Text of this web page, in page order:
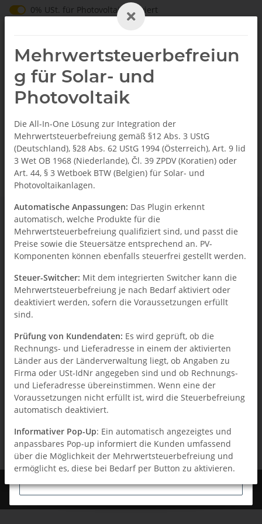
Alle akzeptieren
Konfigurieren
Wie wir Cookies & Co nutzen
Durch Klicken auf „Alle akzeptieren“ gestatten Sie den
Einsatz folgender Dienste auf unserer Website: YouTube,
(Fingerabdruck-Icon links unten). Weitere Details finden
Sie unterKonfigurierenund in unserer
Datenschutzerklärung.
Impressum | Datenschutz
0% USt. für Betreiber der Anlage gem. § 12 Abs. 3 UStG
0% USt. für Photovoltaik aktiviert
Wir über uns
Informationen
⚠ Wichtige Information
Gültigkeit und dienen ausschließlich der Demonstration von
Erweiterungen fü Online-Shopsystem.
Vertrag widerrufen
* Alle Preise inkl. gesetzlicher USt., zzgl.Versand
© Traumpixel.de
Powered byJTL-Shop
Mehrwertsteuerbefreiun
g für Solar- und
Photovoltaik
Die All-In-One Lösung zur Integration der
Mehrwertsteuerbefreiung gemäß §12 Abs. 3 UStG
(Deutschland), §28 Abs. 62 UStG 1994 (Österreich), Art. 9 lid
3 Wet OB 1968 (Niederlande), Čl. 39 ZPDV (Koratien) oder
Art. 44, § 3 Wetboek BTW (Belgien) für Solar- und
Photovoltaikanlagen.
Automatische Anpassungen: Das Plugin erkennt
automatisch, welche Produkte für die
Mehrwertsteuerbefreiung qualifiziert sind, und passt die
Preise sowie die Steuersätze entsprechend an. PV-
Komponenten können ebenfalls steuerfrei gestellt werden.
Steuer-Switcher: Mit dem integrierten Switcher kann die
Mehrwertsteuerbefreiung je nach Bedarf aktiviert oder
deaktiviert werden, sofern die Voraussetzungen erfüllt
sind.
Prüfung von Kundendaten: Es wird geprüft, ob die
Rechnungs- und Lieferadresse in einem der aktivierten
Länder aus der Länderverwaltung liegt, ob Angaben zu
Firma oder USt-IdNr angegeben sind und ob Rechnungs-
und Lieferadresse übereinstimmen. Wenn eine der
Voraussetzungen nicht erfüllt ist, wird die Steuerbefreiung
automatisch deaktiviert.
Informativer Pop-Up: Ein automatisch angezeigtes und
anpassbares Pop-up informiert die Kunden umfassend
über die Möglichkeit der Mehrwertsteuerbefreiung und
ermöglicht es, diese bei Bedarf per Button zu aktivieren.
Mehrwertsteuerbefreiung nicht erfüllt sein, werden die
Gründe hierfür angezeigt.